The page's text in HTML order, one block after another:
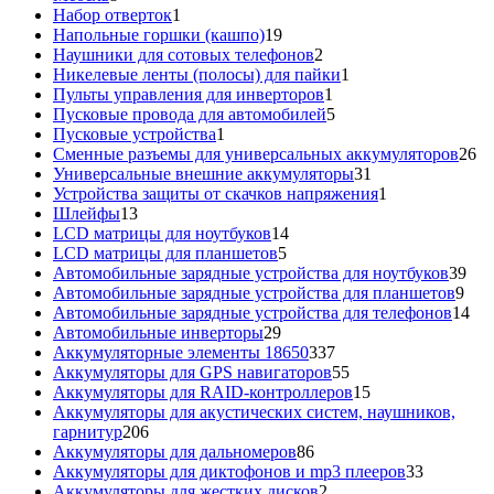
товаров
Набор отверток1
товар
Напольные горшки (кашпо)1919
товаров
Наушники для сотовых телефонов2
товара
Никелевые ленты (полосы) для пайки1
Пульты управления для инверторов1
товар
Пусковые провода для автомобилей55
Пусковые устройства1
товар
Сменные разъемы для универсальных аккумуляторов2626
Универсальные внешние аккумуляторы31
товар
Устройства защиты от скачков напряжения1
Шлейфы1313
товаров
LCD матрицы для ноутбуков1414
LCD матрицы для планшетов55
товаров
Автомобильные зарядные устройства для ноутбуков3939
Автомобильные зарядные устройства для планшетов99
Автомобильные зарядные устройства для телефонов1414
Автомобильные инверторы2929
товаров
Аккумуляторные элементы 18650337337
товаров
Аккумуляторы для GPS навигаторов5555
товаров
Аккумуляторы для RAID-контроллеров1515
товаров
Аккумуляторы для акустических систем, наушников,
гарнитур206206
товаров
Аккумуляторы для дальномеров8686
товаров
Аккумуляторы для диктофонов и mp3 плееров3333